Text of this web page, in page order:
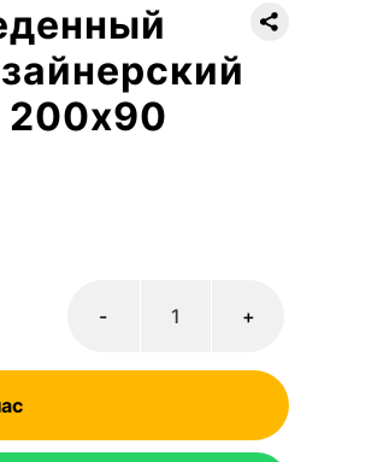
200х90
+
-